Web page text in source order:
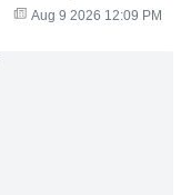
Aug 9 2026 12:09 PM